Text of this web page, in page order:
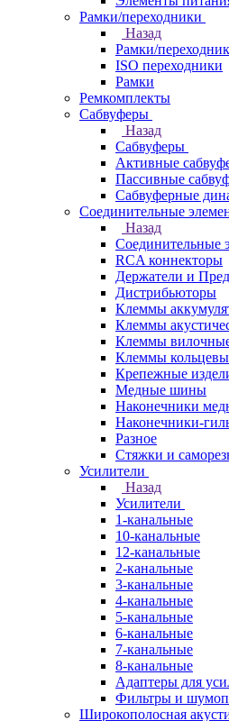
Рамки/переходники
Назад
Рамки/
ISO переходники
Рамки
Ремкомплекты
Сабвуферы
Назад
Сабвуферы
Активные
Пассивные
Сабвуферные
Соединительные
Назад
Соединительные
RCA коннекторы
Держатели и
Дистрибьюторы
Клеммы
Клеммы
Клеммы
Клеммы
Крепежные
Медные шины
Наконечники
Наконечники-
Разное
Стяжки и
Усилители
Назад
Усилители
1-канальные
10-канальные
12-канальные
2-канальные
3-канальные
4-канальные
5-канальные
6-канальные
7-канальные
8-канальные
Адаптеры для
Фильтры и
Широкополосная